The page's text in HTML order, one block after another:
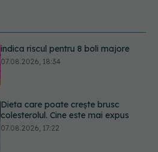
Dieta care poate crește brusc
PNRR: 174 de milioane de lei pentru